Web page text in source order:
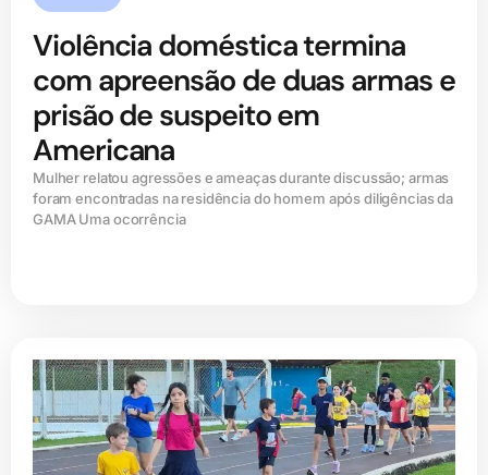
Violência doméstica termina
com apreensão de duas armas e
prisão de suspeito em
Americana
Mulher relatou agressões e ameaças durante discussão; armas
foram encontradas na residência do homem após diligências da
GAMA Uma ocorrência